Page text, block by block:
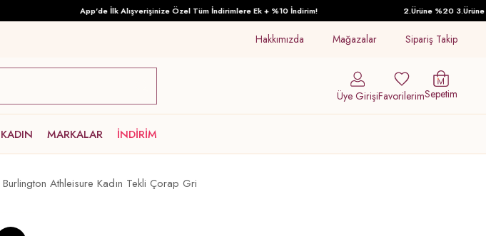
App'de İlk Alışverişinize Özel Tüm İndirimlere Ek + %10 İndirim! 2.Ürüne %20 3.Ürüne
Hakkımızda Mağazalar Sipariş Takip
Üye GirişiFavorilerimSepetim
KADIN MARKALAR İNDİRİM
Burlington Athleisure Kadın Tekli Çorap Gri